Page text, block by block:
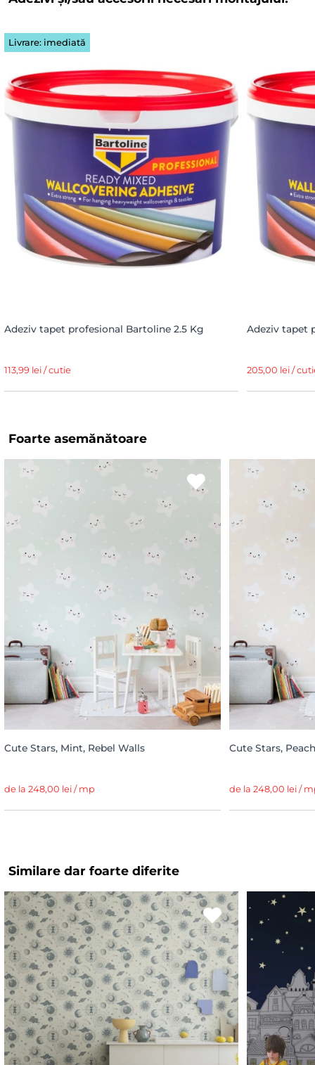
Livrare: imediată
Adeziv tapet profesional Bartoline 2.5 Kg
113,99 lei / cutie
Adeziv tapet
205,00 lei /
Foarte asemănătoare
Cute Stars, Mint, Rebel Walls
de la 248,00 lei / mp
Cute Stars,
de la 248,00 lei /
Similare dar foarte diferite